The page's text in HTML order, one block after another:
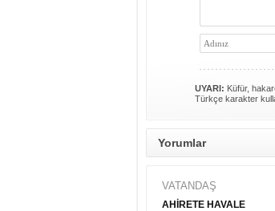
UYARI: Küfür,
Türkçe karakter
Yorumlar
VATANDAŞ
AHİRETE HAVALE